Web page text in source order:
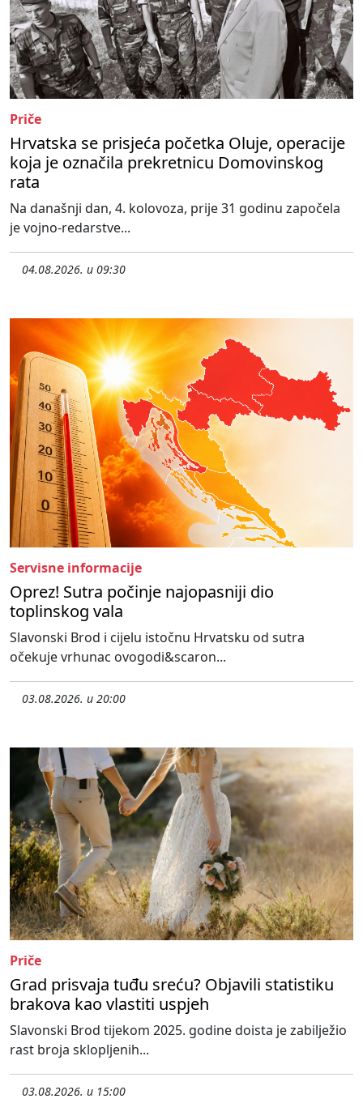
Priče
Hrvatska se prisjeća početka Oluje, operacije
koja je označila prekretnicu Domovinskog
rata
Na današnji dan, 4. kolovoza, prije 31 godinu započela
je vojno-redarstve...
04.08.2026. u 09:30
Servisne informacije
Oprez! Sutra počinje najopasniji dio
toplinskog vala
Slavonski Brod i cijelu istočnu Hrvatsku od sutra
očekuje vrhunac ovogodi&scaron...
03.08.2026. u 20:00
Priče
Grad prisvaja tuđu sreću? Objavili statistiku
brakova kao vlastiti uspjeh
Slavonski Brod tijekom 2025. godine doista je zabilježio
rast broja sklopljenih...
03.08.2026. u 15:00